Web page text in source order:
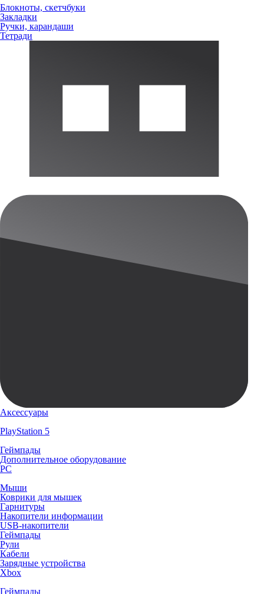
Блокноты, скетчбуки
Закладки
Ручки, карандаши
Тетради
Аксессуары
PlayStation 5
Геймпады
Дополнительное оборудование
PC
Мыши
Коврики для мышек
Гарнитуры
Накопители информации
USB-накопители
Геймпады
Рули
Кабели
Зарядные устройства
Xbox
Геймпады